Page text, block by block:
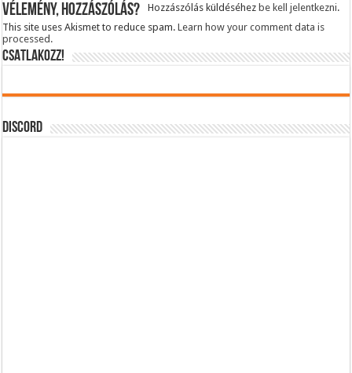
Vélemény, hozzászólás? Hozzászólás küldéséhez be kell jelentkezni.
This site uses Akismet to reduce spam.Learn how your comment data is
processed.
CSATLAKOZZ!
DISCORD